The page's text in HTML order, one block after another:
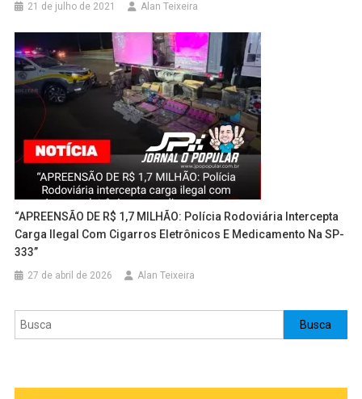
21 de julho de 2021 Alan Teixeira
“APREENSÃO DE R$ 1,7 MILHÃO: Polícia Rodoviária Intercepta
Carga Ilegal Com Cigarros Eletrônicos E Medicamento Na SP-
333”
27 de abril de 2026 Alan Teixeira
Pesquisar Busca